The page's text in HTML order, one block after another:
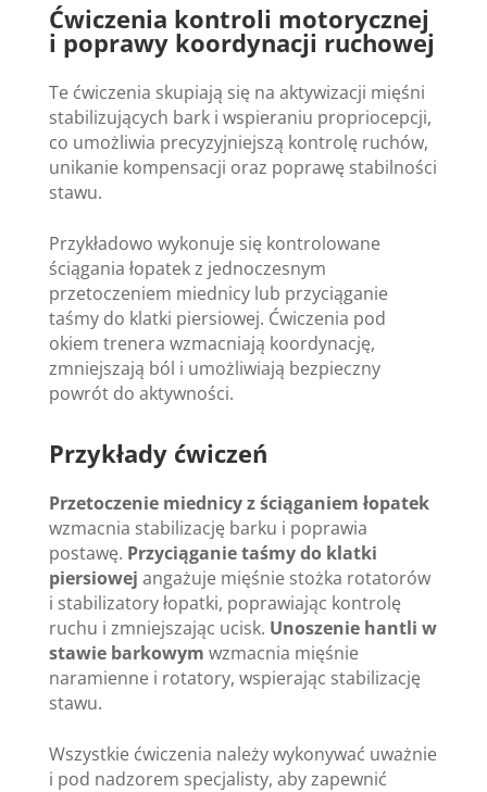
Ćwiczenia kontroli motorycznej
i poprawy koordynacji ruchowej
Te ćwiczenia skupiają się na aktywizacji mięśni
stabilizujących bark i wspieraniu propriocepcji,
co umożliwia precyzyjniejszą kontrolę ruchów,
unikanie kompensacji oraz poprawę stabilności
stawu.
Przykładowo wykonuje się kontrolowane
ściągania łopatek z jednoczesnym
przetoczeniem miednicy lub przyciąganie
taśmy do klatki piersiowej. Ćwiczenia pod
okiem trenera wzmacniają koordynację,
zmniejszają ból i umożliwiają bezpieczny
powrót do aktywności.
Przykłady ćwiczeń
Przetoczenie miednicy z ściąganiem łopatek
wzmacnia stabilizację barku i poprawia
postawę. Przyciąganie taśmy do klatki
piersiowej angażuje mięśnie stożka rotatorów
i stabilizatory łopatki, poprawiając kontrolę
ruchu i zmniejszając ucisk. Unoszenie hantli w
stawie barkowym wzmacnia mięśnie
naramienne i rotatory, wspierając stabilizację
stawu.
Wszystkie ćwiczenia należy wykonywać uważnie
i pod nadzorem specjalisty, aby zapewnić